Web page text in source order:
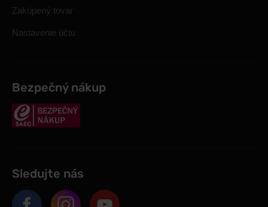
Zakúpený tovar
Nastavenie účtu
Bezpečný nákup
Sledujte nás